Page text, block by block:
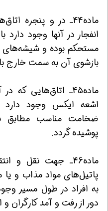
ماده44ـ در و پنجره
انفجار در آنها وجود دارد
مستحکم بوده و شیشه‌های
بازشوی آن به سمت خارج
ماده45ـ اتاق‌هایی
اشعه ایکس وجود دارد
ضخامت مناسب مطابق
پوشیده گردد.
ماده46ـ جهت نقل و
پاتیل‌های مواد مذاب و
به افراد در طول مسیر
دور از رفت و آمد کارگران و